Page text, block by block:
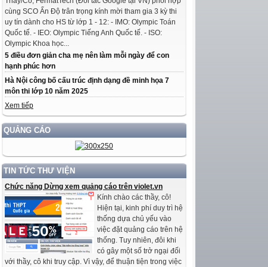
cùng SCO Ấn Độ trân trọng kính mời tham gia 3 kỳ thi
uy tín dành cho HS từ lớp 1 - 12: - IMO: Olympic Toán
Quốc tế. - IEO: Olympic Tiếng Anh Quốc tế. - ISO:
Olympic Khoa học...
5 điều đơn giản cha mẹ nên làm mỗi ngày để con
hạnh phúc hơn
Hà Nội công bố cấu trúc định dạng đề minh họa 7
môn thi lớp 10 năm 2025
Xem tiếp
QUẢNG CÁO
TIN TỨC THƯ VIỆN
Chức năng Dừng xem quảng cáo trên violet.vn
Kính chào các thầy, cô!
Hiện tại, kinh phí duy trì hệ
thống dựa chủ yếu vào
việc đặt quảng cáo trên hệ
thống. Tuy nhiên, đôi khi
có gây một số trở ngại đối
với thầy, cô khi truy cập. Vì vậy, để thuận tiện trong việc